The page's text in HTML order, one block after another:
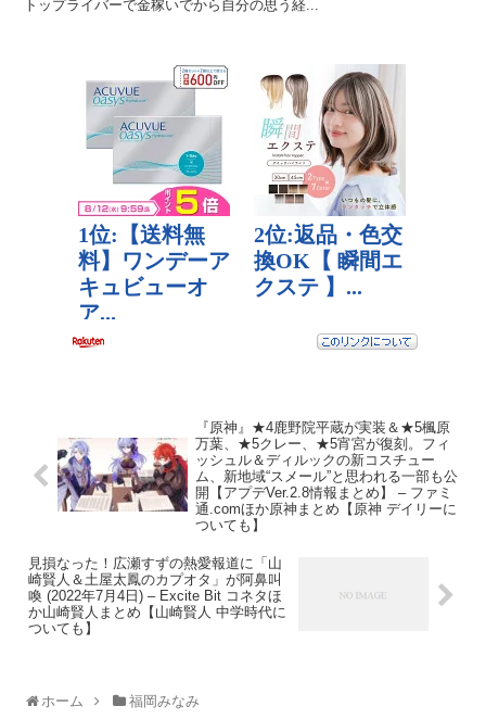
トップライバーで金稼いでから自分の思う経...
『原神』★4鹿野院平蔵が実装＆★5楓原
万葉、★5クレー、★5宵宮が復刻。フィ
ッシュル＆ディルックの新コスチュー
ム、新地域“スメール”と思われる一部も公
開【アプデVer.2.8情報まとめ】 – ファミ
通.comほか原神まとめ【原神 デイリーに
ついても】
見損なった！広瀬すずの熱愛報道に「山
崎賢人＆土屋太鳳のカプオタ」が阿鼻叫
喚 (2022年7月4日) – Excite Bit コネタほ
か山崎賢人まとめ【山崎賢人 中学時代に
ついても】
ホーム 福岡みなみ